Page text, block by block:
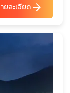
ยละเอียดarrow_forward